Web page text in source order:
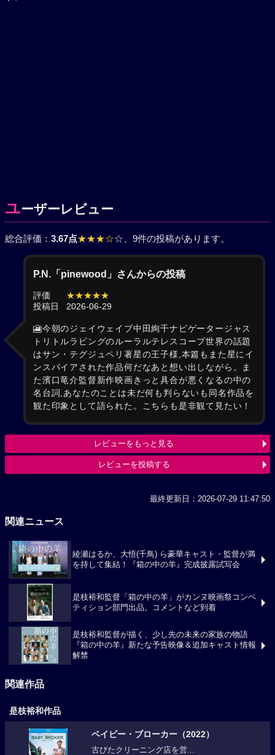
ユーザーレビュー
総合評価： 3.67点★★★☆☆ 、9件の投稿があります。
P.N.「pinewood」さんからの投稿
評価
★★★★★
投稿日
2026-06-29
🎦今朝のジェイウェイブ中田絢千ナビゲータージャス
トリトルラビングのルーラルテレスコープ世界の話題
はサン・テグジュペリ著星の王子様,本篇もまた星にイ
ンスパイアされた作品何だなあと想い出しながら。ま
た濱口竜介監督新作映画きっと具合が悪くなるの中の
名台詞,あなたのことは未だ何も判らないも同名作品を
観た印象として語られた。こちらも是非観て見たい！
レビューをもっと見る
レビューを投稿する
最終更新日：2026-07-29 11:47:50
関連ニュース
綾瀬はるか、大悟(千鳥) ら豪華キャスト・監督が満
を持して集結！『箱の中の羊』完成披露試写会
是枝裕和監督「箱の中の羊」がカンヌ映画祭コンペ
ティション部門出品。コメントなど到着
是枝裕和監督が描く、少し先の未来の家族の物語
『箱の中の羊』新たな予告映像＆追加キャスト情報
解禁
関連作品
是枝裕和作品
ベイビー・ブローカー（2022）
古びたクリーニング店を営...